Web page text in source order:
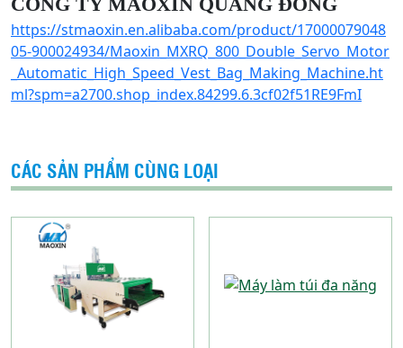
https://stmaoxin.en.alibaba.com/product/17000079048
05-900024934/Maoxin_MXRQ_800_Double_Servo_Motor
_Automatic_High_Speed_Vest_Bag_Making_Machine.ht
ml?spm=a2700.shop_index.84299.6.3cf02f51RE9FmI
CÁC SẢN PHẨM CÙNG LOẠI